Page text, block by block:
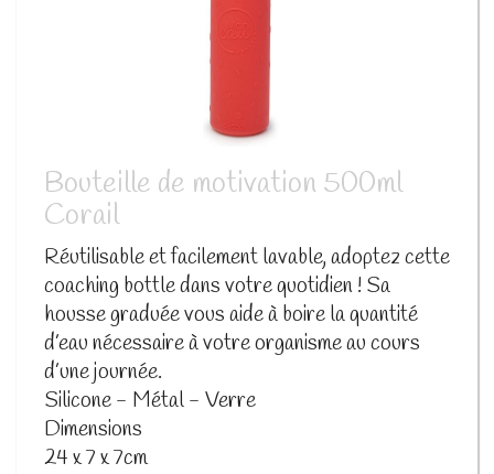
Bouteille de motivation 500ml
Corail
Réutilisable et facilement lavable, adoptez cette
coaching bottle dans votre quotidien ! Sa
housse graduée vous aide à boire la quantité
d’eau nécessaire à votre organisme au cours
d’une journée.
Silicone - Métal - Verre
Dimensions
24 x 7 x 7cm